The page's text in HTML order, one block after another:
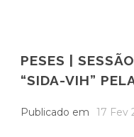
PESES |
“SIDA-VIH”
Publicado em 17 Fev